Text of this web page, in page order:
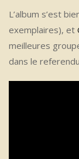
L’album s’est
exemplaires), et
meilleures
dans le